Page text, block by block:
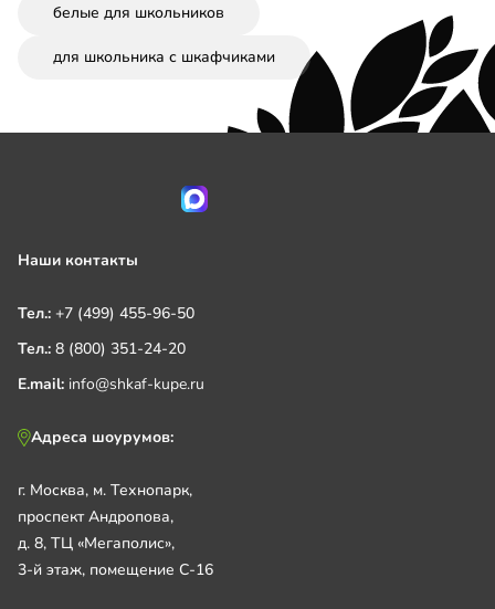
белые для школьников
для школьника с шкафчиками
Наши контакты
Тел.: +7 (499) 455-96-50
Тел.: 8 (800) 351-24-20
E.mail: info@shkaf-kupe.ru
Адреса шоурумов:
г. Москва, м. Технопарк,
проспект Андропова,
д. 8, ТЦ «Мегаполис»,
3-й этаж, помещение С-16